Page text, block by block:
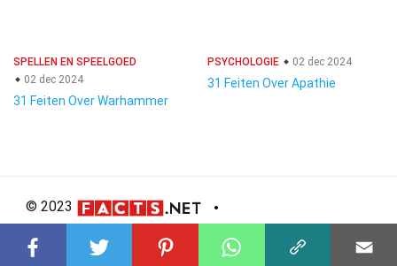
SPELLEN EN SPEELGOED
02 dec 2024
31 Feiten Over Warhammer
PSYCHOLOGIE 02 dec 2024
31 Feiten Over Apathie
© 2023
About Us